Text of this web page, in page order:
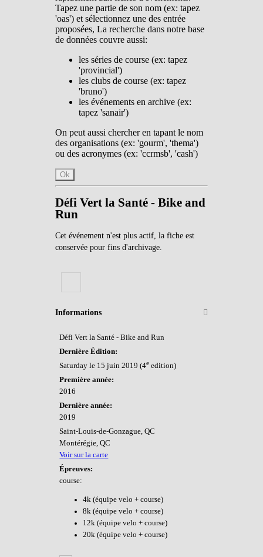
Tapez une partie de son nom (ex: tapez
'oas') et sélectionnez une des entrée
proposées, La recherche dans notre base
de données couvre aussi:
les séries de course (ex: tapez
'provincial')
les clubs de course (ex: tapez
'bruno')
les événements en archive (ex:
tapez 'sanair')
On peut aussi chercher en tapant le nom
des organisations (ex: 'gourm', 'thema')
ou des acronymes (ex: 'ccrmsb', 'cash')
Ok
Défi Vert la Santé - Bike and
Run
Cet événement n'est plus actif, la fiche est
conservée pour fins d'archivage.
Informations
Défi Vert la Santé - Bike and Run
Dernière Édition:
Saturday le 15 juin 2019 (4e edition)
Première année:
2016
Dernière année:
2019
Saint-Louis-de-Gonzague, QC
Montérégie, QC
Voir sur la carte
Épreuves:
course:
4k (équipe velo + course)
8k (équipe velo + course)
12k (équipe velo + course)
20k (équipe velo + course)